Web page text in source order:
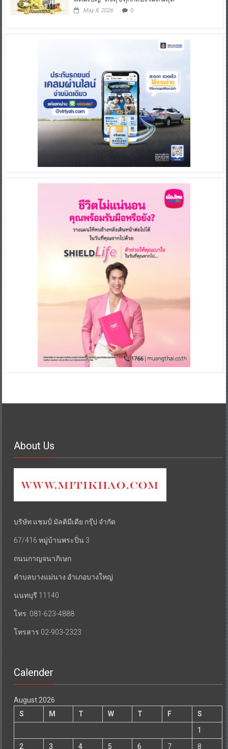
แคมเปญ “ส่งสุขทุกกล่องไม่สิ้นสุด”
About Us
บริษัท แชมป์ มัลติมีเดีย กรุ๊ป จำกัด
67/416 หมู่บ้านพระปิ่น 3
ถนนกาญจนาภิเษก
ตำบลบางแม่นาง อำเภอบางใหญ่
นนทบุรี 11140
Calender
S
M T W T F S